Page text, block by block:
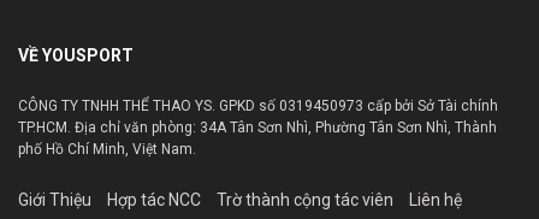
VỀ YOUSPORT
CÔNG TY TNHH THỂ THAO YS. GPKD số 0319450973 cấp bởi Sở Tài chính
TP.HCM. Địa chỉ văn phòng: 34A Tân Sơn Nhì, Phường Tân Sơn Nhì, Thành
phố Hồ Chí Minh, Việt Nam.
Giới Thiệu Hợp tác NCC Trờ thành cộng tác viên Liên hệ